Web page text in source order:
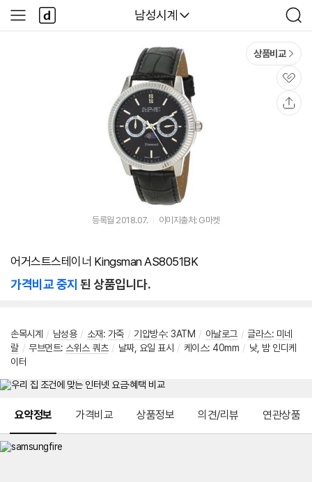
다나와
남성시계
검
색
사
이
다
나
와
상품비교
관
심
등록월 2018.07. 이미지출처: G마켓
어거스트스테이너 Kingsman AS8051BK
가격비교 중지 된 상품입니다.
손목시계 / 남성용 / 소재: 가죽 / 기압방수: 3ATM / 아날로그 / 글라스: 미네
랄 / 무브먼트: 스위스 쿼츠 / 날짜, 요일 표시 / 케이스: 40mm / 낮, 밤 인디케
이터
요약정보 가격비교 상품정보 의견/리뷰 연관상품